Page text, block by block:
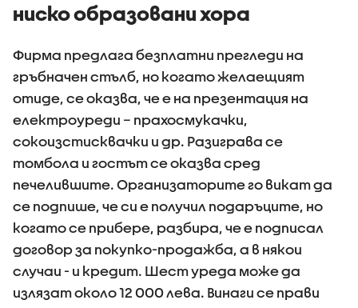
ниско образовани хора
Фирма предлага безплатни прегледи на
гръбначен стълб, но когато желаещият
отиде, се оказва, че е на презентация на
електроуреди – прахосмукачки,
сокоизстисквачки и др. Разиграва се
томбола и гостът се оказва сред
печелившите. Организаторите го викат да
се подпише, че си е получил подаръците, но
когато се прибере, разбира, че е подписал
договор за покупко-продажба, а в някои
случаи - и кредит. Шест уреда може да
излязат около 12 000 лева. Винаги се прави